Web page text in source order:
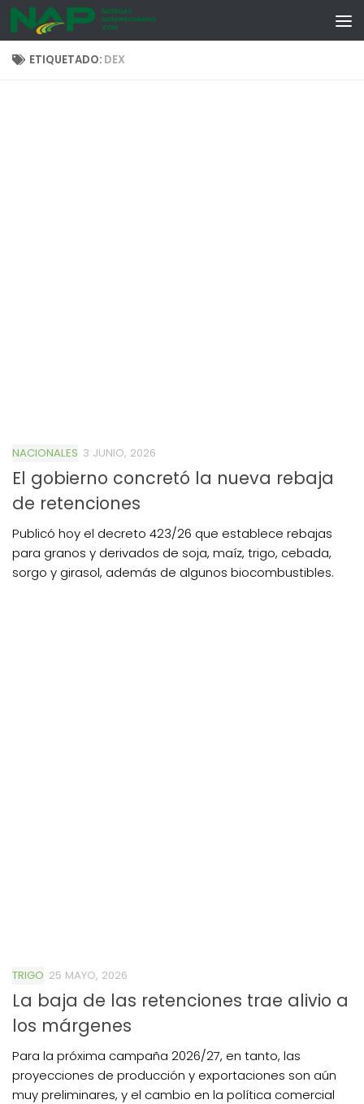
Skip to content
ETIQUETADO: DEX
NACIONALES 3 JUNIO, 2026
El gobierno concretó la nueva rebaja
de retenciones
Publicó hoy el decreto 423/26 que establece rebajas
para granos y derivados de soja, maíz, trigo, cebada,
sorgo y girasol, además de algunos biocombustibles.
TRIGO 25 MAYO, 2026
La baja de las retenciones trae alivio a
los márgenes
Para la próxima campaña 2026/27, en tanto, las
proyecciones de producción y exportaciones son aún
muy preliminares, y el cambio en la política comercial